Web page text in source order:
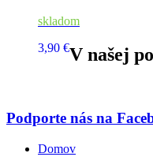
skladom
3,90 €V našej
Podporte nás na
Domov